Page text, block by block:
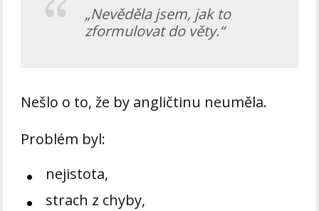
„Nevěděla jsem, jak to
zformulovat do věty.“
Nešlo o to, že by angličtinu neuměla.
Problém byl:
nejistota,
strach z chyby,